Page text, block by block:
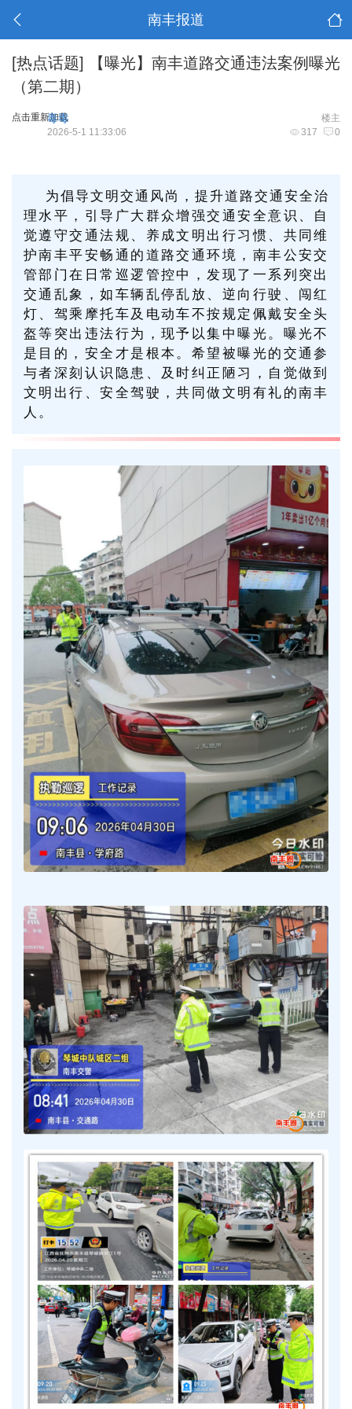
南丰报道
[热点话题]
【曝光】南丰道路交通违法案例曝光
（第二期）
点击重新加载 楼主
毒毒
317 0
2026-5-1 11:33:06
为倡导文明交通风尚，提升道路交通安全治
理水平，引导广大群众增强交通安全意识、自
觉遵守交通法规、养成文明出行习惯、共同维
护南丰平安畅通的道路交通环境，南丰公安交
管部门在日常巡逻管控中，发现了一系列突出
交通乱象，如车辆乱停乱放、逆向行驶、闯红
灯、驾乘摩托车及电动车不按规定佩戴安全头
盔等突出违法行为，现予以集中曝光。曝光不
是目的，安全才是根本。希望被曝光的交通参
与者深刻认识隐患、及时纠正陋习，自觉做到
文明出行、安全驾驶，共同做文明有礼的南丰
人。